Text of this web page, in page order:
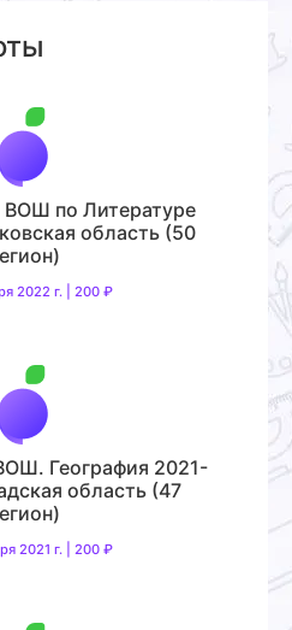
по Литературе
область (50
2022 г. | 200 ₽
География 2021-
область (47
2021 г. | 200 ₽